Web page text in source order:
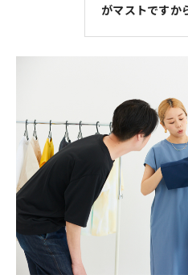
がマストですか